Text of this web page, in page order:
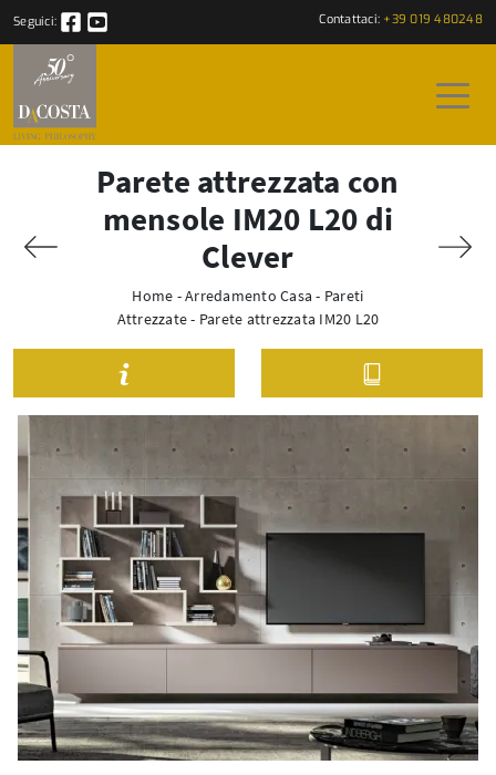
Seguici: Contattaci: +39 019 480248
Parete attrezzata con
mensole IM20 L20 di
Clever
Home -Arredamento Casa - Pareti
Attrezzate- Parete attrezzata IM20 L20